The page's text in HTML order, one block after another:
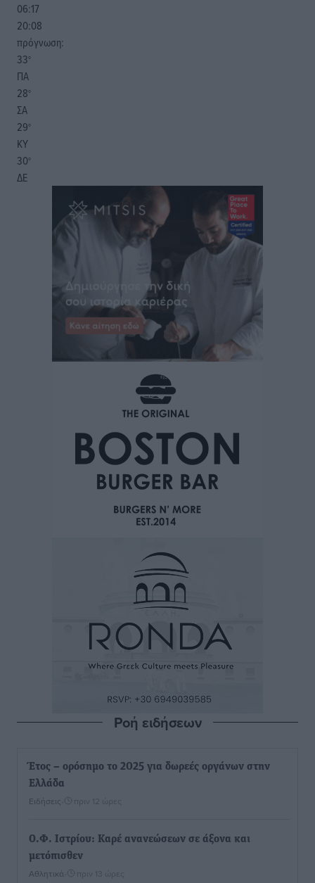
06:17
20:08
πρόγνωση:
33°
ΠΑ
28°
ΣΑ
29°
ΚΥ
30°
ΔΕ
Ροή ειδήσεων
Έτος – ορόσημο το 2025 για δωρεές οργάνων στην
Ελλάδα
Ειδήσεις πριν 12 ώρες
Ο.Φ. Ιστρίου: Καρέ ανανεώσεων σε άξονα και
μετόπισθεν
Αθλητικά πριν 13 ώρες